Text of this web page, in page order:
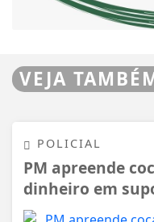
VEJA
POLICIAL
PM apreende
dinheiro em